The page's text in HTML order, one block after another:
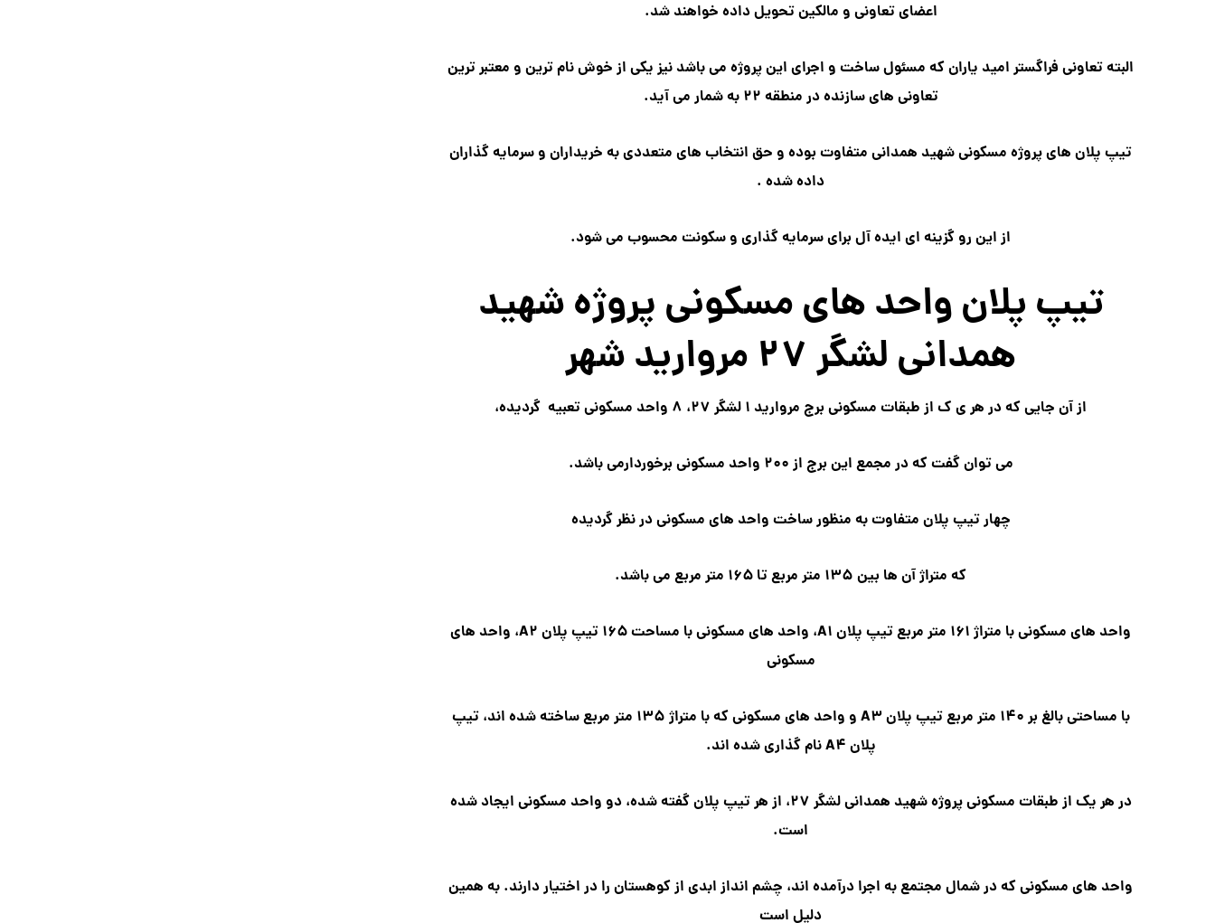
اعضای تعاونی و مالکین تحویل داده خواهند شد.
البته تعاونی فراگستر امید یاران که مسئول ساخت و اجرای این پروژه می باشد نیز یکی از خوش نام ترین و معتبر ترین
تعاونی های سازنده در منطقه ۲۲ به شمار می آید.
تیپ پلان های پروژه مسکونی شهید همدانی متفاوت بوده و حق انتخاب های متعددی به خریداران و سرمایه گذاران
داده شده .
از این رو گزینه ای ایده آل برای سرمایه گذاری و سکونت محسوب می شود.
تیپ پلان واحد های مسکونی پروژه شهید
همدانی لشگر ۲۷ مروارید شهر
از آن جایی که در هر ی ک از طبقات مسکونی برج مروارید ۱ لشگر ۲۷، ۸ واحد مسکونی تعبیه گردیده،
می توان گفت که در مجمع این برج از ۲۰۰ واحد مسکونی برخوردارمی باشد.
چهار تیپ پلان متفاوت به منظور ساخت واحد های مسکونی در نظر گردیده
که متراژ آن ها بین ۱۳۵ متر مربع تا ۱۶۵ متر مربع می باشد.
واحد های مسکونی با متراژ ۱۶۱ متر مربع تیپ پلان A۱، واحد های مسکونی با مساحت ۱۶۵ تیپ پلان A۲، واحد های
مسکونی
با مساحتی بالغ بر ۱۴۰ متر مربع تیپ پلان A۳ و واحد های مسکونی که با متراژ ۱۳۵ متر مربع ساخته شده اند، تیپ
پلان A۴ نام گذاری شده اند.
در هر یک از طبقات مسکونی پروژه شهید همدانی لشگر ۲۷، از هر تیپ پلان گفته شده، دو واحد مسکونی ایجاد شده
است.
واحد های مسکونی که در شمال مجتمع به اجرا درآمده اند، چشم انداز ابدی از کوهستان را در اختیار دارند. به همین
دلیل است